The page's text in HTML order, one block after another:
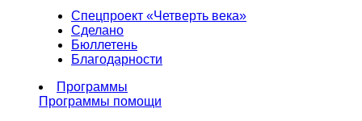
Спецпроект «Четверть века»
Сделано
Бюллетень
Благодарности
Программы
Программы помощи